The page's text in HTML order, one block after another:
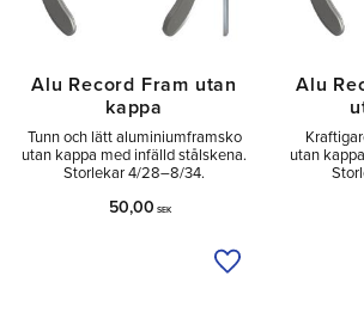
Alu Record Fram utan
kappa
Tunn och lätt aluminiumframsko
utan kappa med infälld stålskena.
Storlekar 4/28–8/34.
50,00 SEK
Lägg till i
Alu
utan